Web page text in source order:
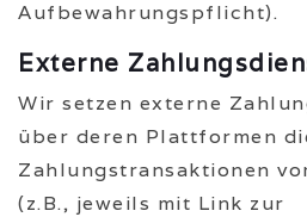
Aufbewahrungspflicht).
Externe
Wir setzen externe
über deren Plattformen
Zahlungstransaktionen
(z.B., jeweils mit Link zur